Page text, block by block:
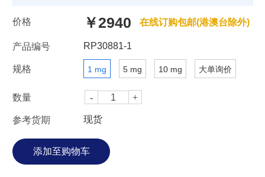
价格 ￥2940 在线订购包邮(港澳台除外)
产品编号 RP30881-1
规格 1 mg 5 mg 10 mg 大单询价
数量
参考货期 现货